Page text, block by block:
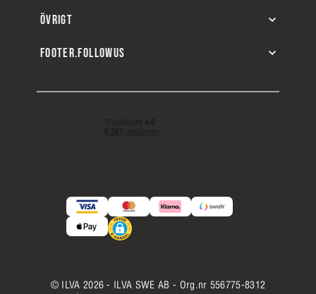
ÖVRIGT
FOOTER.FOLLOWUS
© ILVA 2026 - ILVA SWE AB - Org.nr 556775-8312